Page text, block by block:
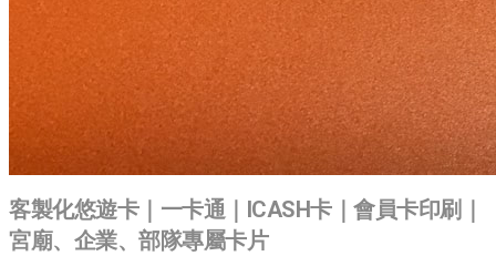
客製化悠遊卡｜一卡通｜ICASH卡｜會員卡印刷｜
宮廟、企業、部隊專屬卡片